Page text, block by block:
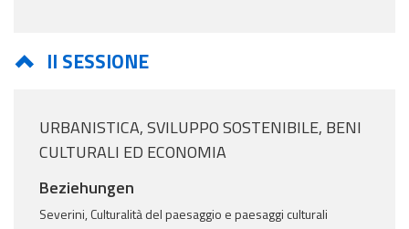
II SESSIONE
URBANISTICA, SVILUPPO SOSTENIBILE, BENI
CULTURALI ED ECONOMIA
Beziehungen
Severini, Culturalità del paesaggio e paesaggi culturali